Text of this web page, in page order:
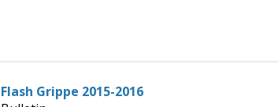
Flash Grippe 2015-2016